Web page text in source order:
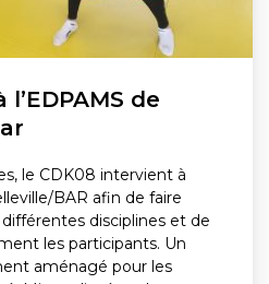
de
le CDK08 intervient à
BAR afin de faire
disciplines et de
les participants. Un
aménagé pour les